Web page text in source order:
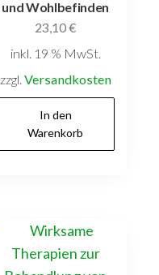
und Wohlbefinden
23,10€
inkl. 19 % MwSt.
zzgl. Versandkosten
In den
Warenkorb